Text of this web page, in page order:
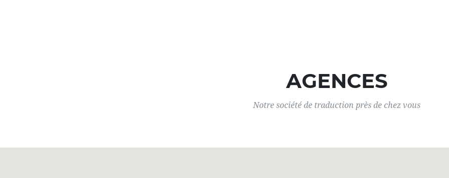
AGENCES
Notre société de traduction près de chez vous